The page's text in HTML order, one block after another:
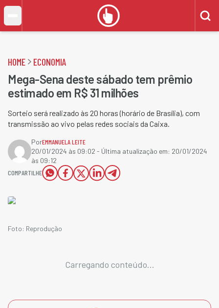
HOME ECONOMIA
Mega-Sena deste sábado tem prêmio
estimado em R$ 31 milhões
Sorteio será realizado às 20 horas (horário de Brasília), com
transmissão ao vivo pelas redes sociais da Caixa.
PorEMMANUELA LEITE
20/01/2024 às 09:02 - Última atualização em: 20/01/2024
às 09:12
COMPARTILHE
Foto: Reprodução
Carregando conteúdo...